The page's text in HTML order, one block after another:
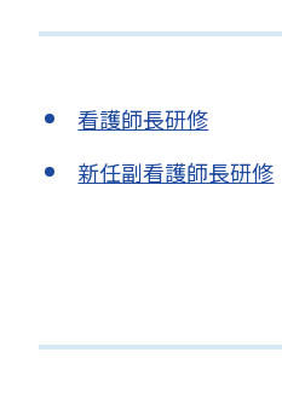
看護師長研修
新任副看護師長研修